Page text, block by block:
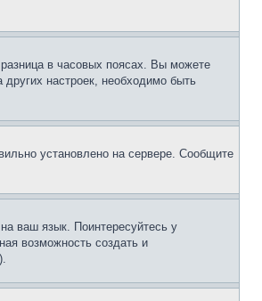
в часовых поясах. Вы можете
настроек, необходимо быть
установлено на сервере. Сообщите
ваш язык. Поинтересуйтесь у
возможность создать и